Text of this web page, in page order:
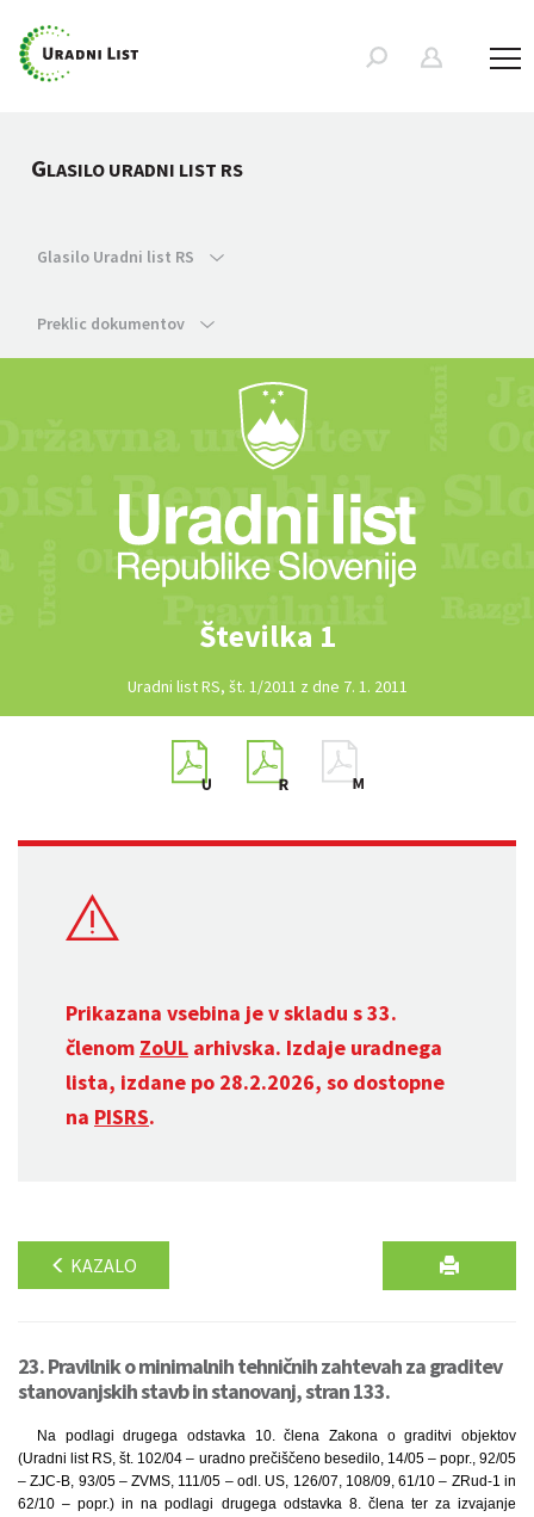
GLASILO URADNI LIST RS
Glasilo Uradni list RS
Preklic dokumentov
Številka 1
Uradni list RS, št. 1/2011 z dne 7. 1. 2011
Prikazana vsebina je v skladu s 33.
členom ZoUL arhivska. Izdaje uradnega
lista, izdane po 28.2.2026, so dostopne
na PISRS.
KAZALO
23. Pravilnik o minimalnih tehničnih zahtevah za graditev
stanovanjskih stavb in stanovanj, stran 133.
Na podlagi drugega odstavka 10. člena Zakona o graditvi objektov
(Uradni list RS, št. 102/04 – uradno prečiščeno besedilo, 14/05 – popr., 92/05
– ZJC-B, 93/05 – ZVMS, 111/05 – odl. US, 126/07, 108/09, 61/10 – ZRud-1 in
62/10 – popr.) in na podlagi drugega odstavka 8. člena ter za izvajanje